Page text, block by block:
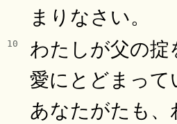
まりなさい。
10
わたしが父の掟
愛にとどまって
あなたがたも